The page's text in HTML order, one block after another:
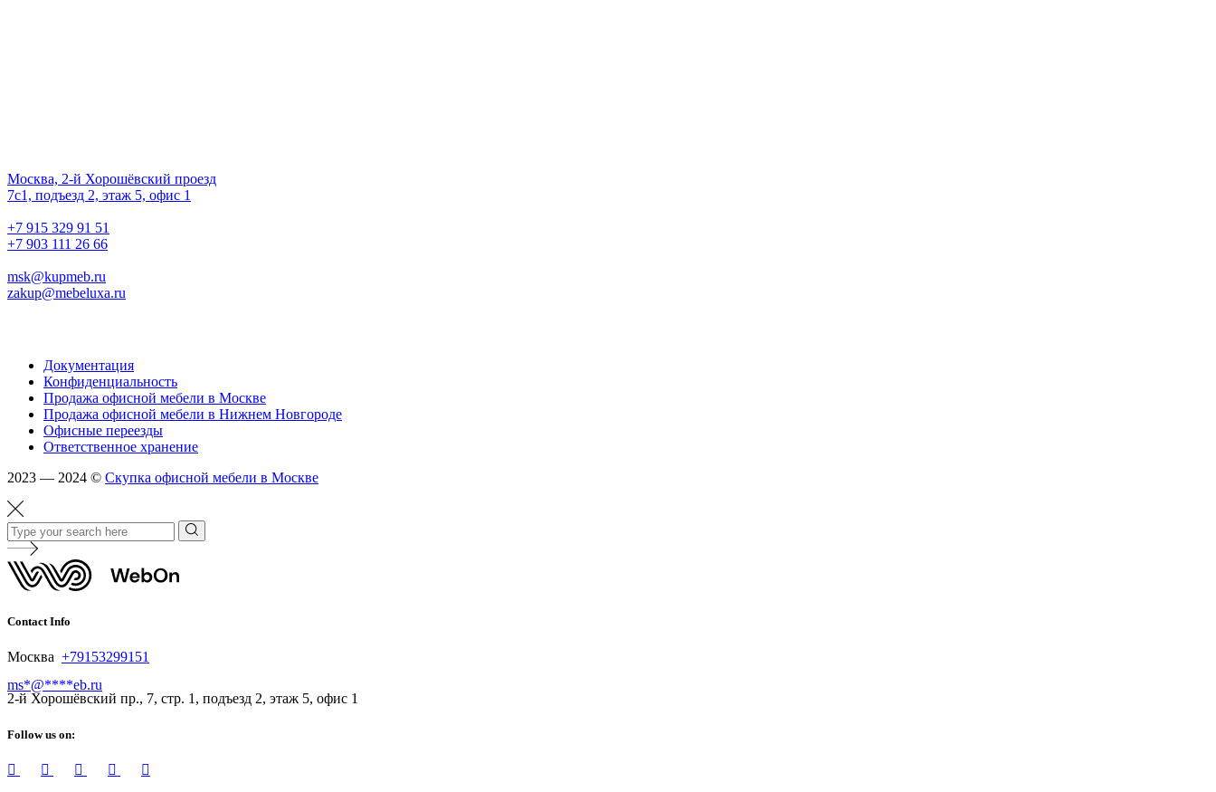
Москва, 2-й Хорошёвский проезд
7с1, подъезд 2, этаж 5, офис 1
+7 915 329 91 51
+7 903 111 26 66
msk@kupmeb.ru
zakup@mebeluxa.ru
Документация
Конфиденциальность
Продажа офисной мебели в Москве
Продажа офисной мебели в Нижнем Новгороде
Офисные переезды
Ответственное хранение
2023 — 2024 © Скупка офисной мебели в Москве
Contact Info
Москва +79153299151
ms*@****eb.ru
2-й Хорошёвский пр., 7, стр. 1, подъезд 2, этаж 5, офис 1
Follow us on: